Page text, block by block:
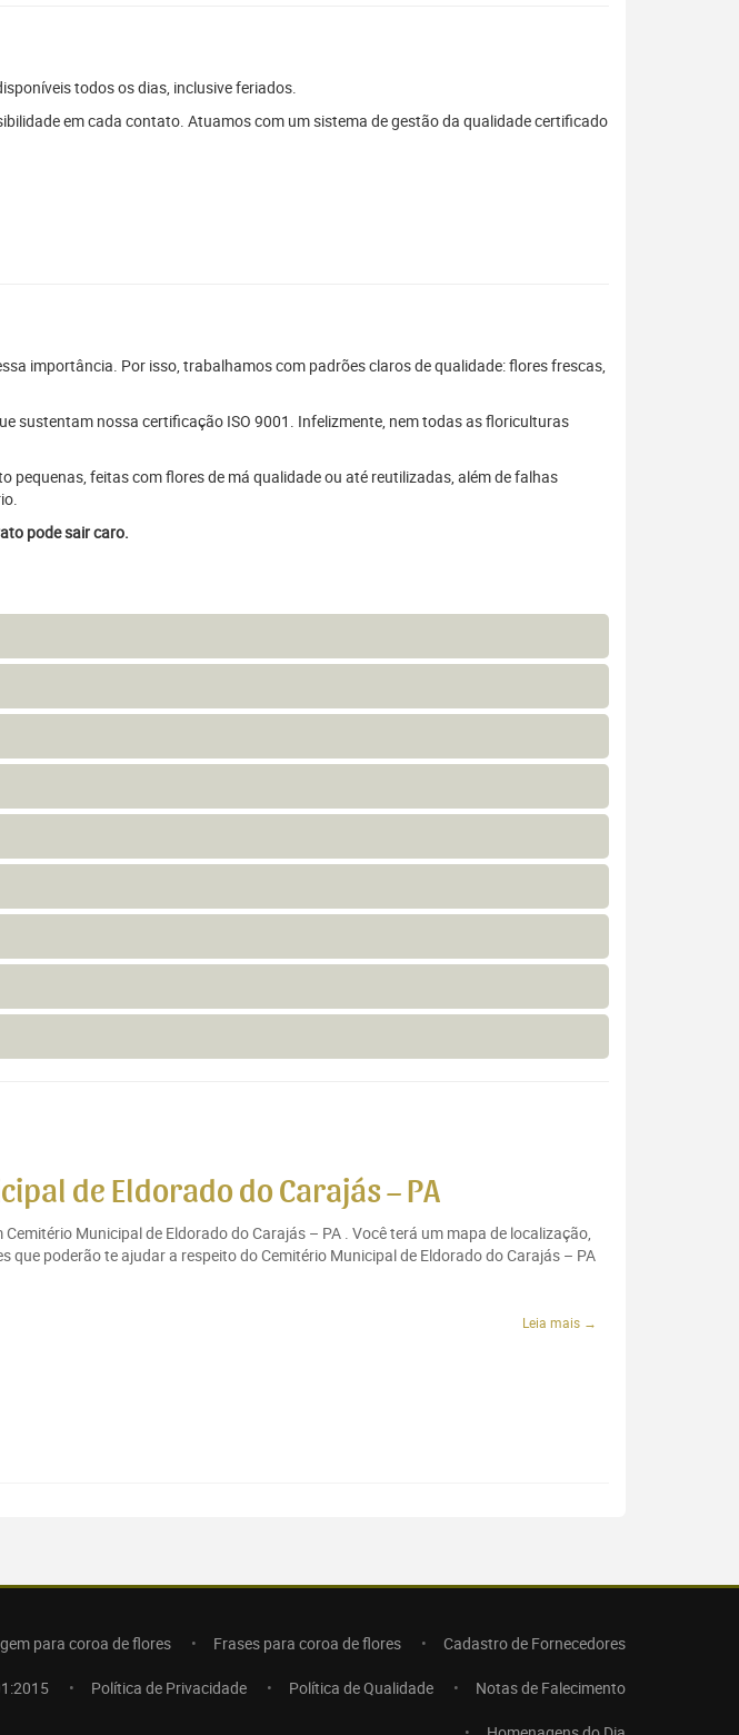
todos os dias, inclusive feriados.
em cada contato. Atuamos com um sistema de gestão da qualidade certificado
importância. Por isso, trabalhamos com padrões claros de qualidade: flores frescas,
sustentam nossa certificação ISO 9001. Infelizmente, nem todas as floriculturas
pequenas, feitas com flores de má qualidade ou até reutilizadas, além de falhas
pode sair caro.
de Eldorado do Carajás – PA
Municipal de Eldorado do Carajás – PA . Você terá um mapa de localização,
que poderão te ajudar a respeito do Cemitério Municipal de Eldorado do Carajás – PA
Leia mais →
para coroa de flores Frases para coroa de flores Cadastro de Fornecedores
Política de Privacidade Política de Qualidade Notas de Falecimento